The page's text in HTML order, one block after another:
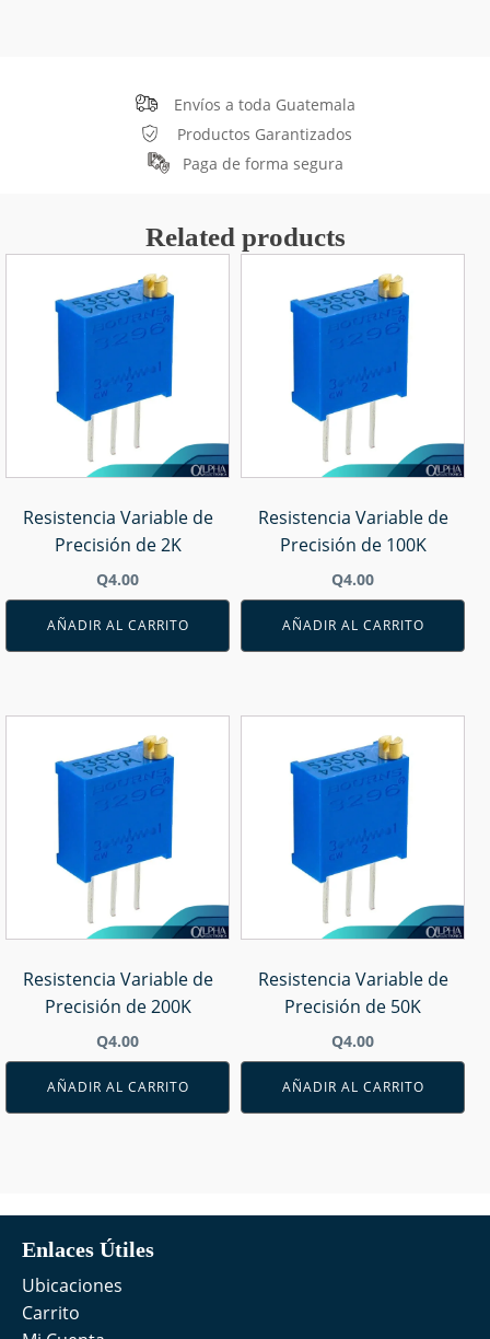
Envíos a toda Guatemala
Productos Garantizados
Paga de forma segura
Related products
Resistencia Variable de
Precisión de 2K
Q4.00
AÑADIR AL CARRITO
Resistencia Variable de
Precisión de 100K
Q4.00
AÑADIR AL CARRITO
Resistencia Variable de
Precisión de 200K
Q4.00
AÑADIR AL CARRITO
Resistencia Variable de
Precisión de 50K
Q4.00
AÑADIR AL CARRITO
Enlaces Útiles
Ubicaciones
Carrito